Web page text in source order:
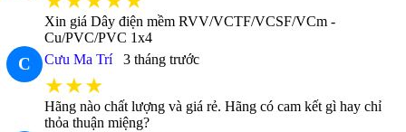
Xin giá Dây điện mềm RVV/VCTF/VCSF/VCm -
Cu/PVC/PVC 1x4
C Cưu Ma Trí 3 tháng trước
★★★
Hãng nào chất lượng và giá rẻ. Hãng có cam kết gì hay chỉ
thỏa thuận miệng?